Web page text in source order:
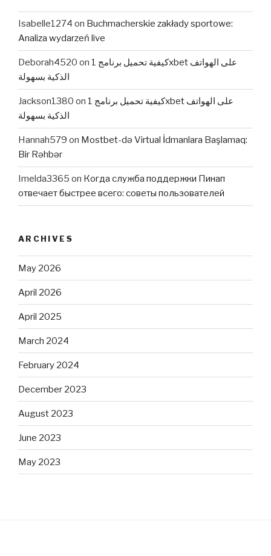
Isabelle1274 on Buchmacherskie zakłady sportowe:
Analiza wydarzeń live
Deborah4520 on كيفية تحميل برنامج 1xbet على الهواتف
الذكية بسهولة
Jackson1380 on كيفية تحميل برنامج 1xbet على الهواتف
الذكية بسهولة
Hannah579 on Mostbet-də Virtual İdmanlara Başlamaq:
Bir Rəhbər
Imelda3365 on Когда служба поддержки Пинап
отвечает быстрее всего: советы пользователей
ARCHIVES
May 2026
April 2026
April 2025
March 2024
February 2024
December 2023
August 2023
June 2023
May 2023